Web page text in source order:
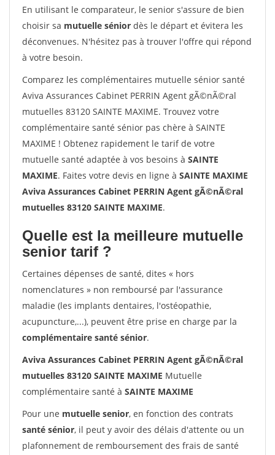
En utilisant le comparateur, le senior s'assure de bien
choisir sa mutuelle sénior dès le départ et évitera les
déconvenues. N'hésitez pas à trouver l'offre qui répond
à votre besoin.
Comparez les complémentaires mutuelle sénior santé
Aviva Assurances Cabinet PERRIN Agent gÃ©nÃ©ral
mutuelles 83120 SAINTE MAXIME. Trouvez votre
complémentaire santé sénior pas chère à SAINTE
MAXIME ! Obtenez rapidement le tarif de votre
mutuelle santé adaptée à vos besoins à SAINTE
MAXIME. Faites votre devis en ligne à SAINTE MAXIME
Aviva Assurances Cabinet PERRIN Agent gÃ©nÃ©ral
mutuelles 83120 SAINTE MAXIME.
Quelle est la meilleure mutuelle
senior tarif ?
Certaines dépenses de santé, dites « hors
nomenclatures » non remboursé par l'assurance
maladie (les implants dentaires, l'ostéopathie,
acupuncture,...), peuvent être prise en charge par la
complémentaire santé sénior.
Aviva Assurances Cabinet PERRIN Agent gÃ©nÃ©ral
mutuelles 83120 SAINTE MAXIME Mutuelle
complémentaire santé à SAINTE MAXIME
Pour une mutuelle senior, en fonction des contrats
santé sénior, il peut y avoir des délais d'attente ou un
plafonnement de remboursement des frais de santé